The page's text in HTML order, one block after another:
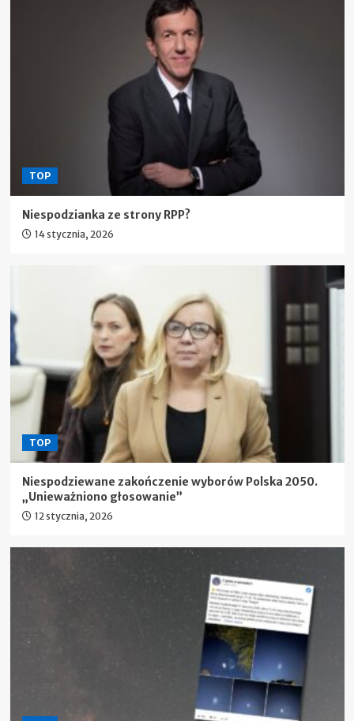
TOP
Niespodzianka ze strony RPP?
14 stycznia, 2026
TOP
Niespodziewane zakończenie wyborów Polska 2050.
„Unieważniono głosowanie”
12 stycznia, 2026